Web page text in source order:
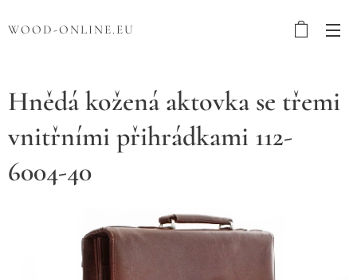
WOOD-ONLINE.EU
Hnědá kožená aktovka se třemi
vnitřními přihrádkami 112-
6004-40